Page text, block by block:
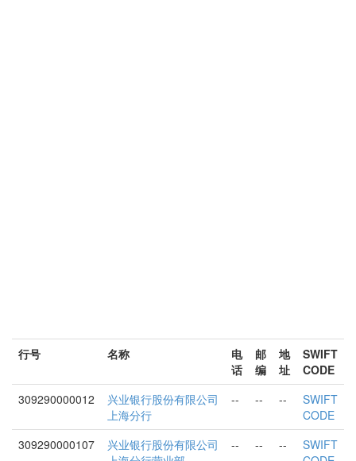
行号 名称
电
话
邮
编
地
址
SWIFT
CODE
309290000012
兴业银行股份有限公司
上海分行
-- -- --
SWIFT
CODE
309290000107
兴业银行股份有限公司
-- -- --
SWIFT